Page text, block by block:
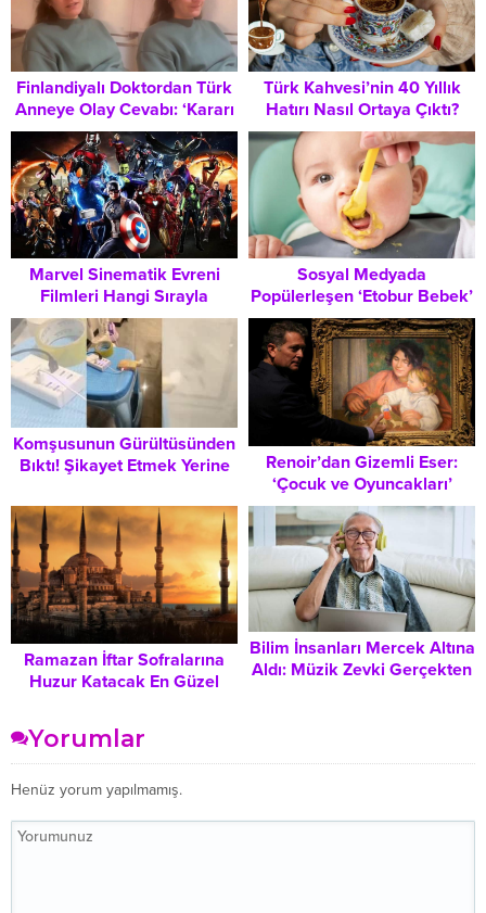
Finlandiyalı Doktordan Türk
Anneye Olay Cevabı: ‘Kararı
Bebek Verir’ Ne Anlama
Geliyor?
Türk Kahvesi’nin 40 Yıllık
Hatırı Nasıl Ortaya Çıktı?
Köken Hikayesi ve Kültürel
Anlamı
Marvel Sinematik Evreni
Filmleri Hangi Sırayla
İzlenmeli? Kapsamlı Zaman
Çizelgesi
Sosyal Medyada
Popülerleşen ‘Etobur Bebek’
Trendi: Uzmanlardan Kritik
Uyarı
Komşusunun Gürültüsünden
Bıktı! Şikayet Etmek Yerine
Renoir’dan Gizemli Eser:
‘Çocuk ve Oyuncakları’
Tablosu Açık Artırmada
Rekor Fiyata Satıldı
Ramazan İftar Sofralarına
Huzur Katacak En Güzel
Ruhunuzu Dinlendirecek?
Bilim İnsanları Mercek Altına
Aldı: Müzik Zevki Gerçekten
Yorumlar
Henüz yorum yapılmamış.